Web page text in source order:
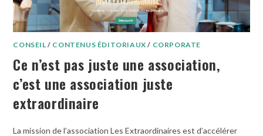
CONSEIL / CONTENUS ÉDITORIAUX / CORPORATE
Ce n’est pas juste une association,
c’est une association juste
extraordinaire
La mission de l’association Les Extraordinaires est d’accélérer